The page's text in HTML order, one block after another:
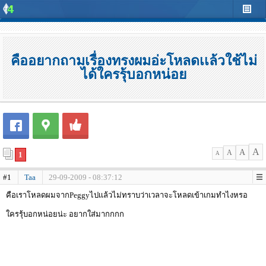
คืออยากถามเรื่องทรงผมอ่ะโหลดเเล้วใช้ไม่
ได้ใครรุ้บอกหน่อย
1 A A A A
#1 Taa
29-09-2009 - 08:37:12
คือเราโหลดผมจากPeggyไปเเล้วไม่ทราบว่าเวลาจะโหลดเข้าเกมทำไงหรอ
ใครรุ้บอกหน่อยน่ะ อยากใส่มากกกก